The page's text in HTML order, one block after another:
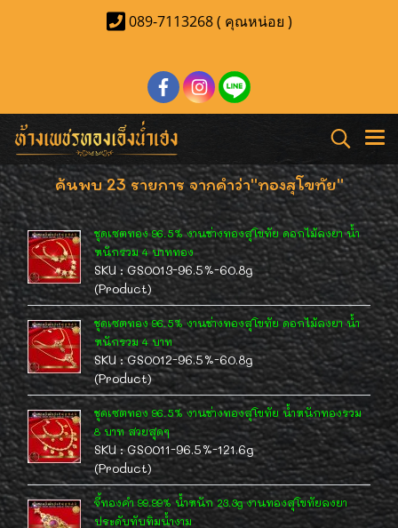
089-7113268 ( คุณหน่อย )
ค้นพบ 23 รายการ จากคำว่า"ทองสุโขทัย"
ชุดเซตทอง 96.5% งานช่างทองสุโขทัย ดอกไม้ลงยา น้ำ
หนักรวม 4 บาททอง
SKU : GS0013-96.5%-60.8g
(Product)
ชุดเซตทอง 96.5% งานช่างทองสุโขทัย ดอกไม้ลงยา น้ำ
หนักรวม 4 บาท
SKU : GS0012-96.5%-60.8g
(Product)
ชุดเซตทอง 96.5% งานช่างทองสุโขทัย น้ำหนักทองรวม
8 บาท สวยสุดๆ
SKU : GS0011-96.5%-121.6g
(Product)
จี้ทองคำ 99.99% น้ำหนัก 23.3g งานทองสุโขทัยลงยา
ประดับทับทิมน้ำงาม